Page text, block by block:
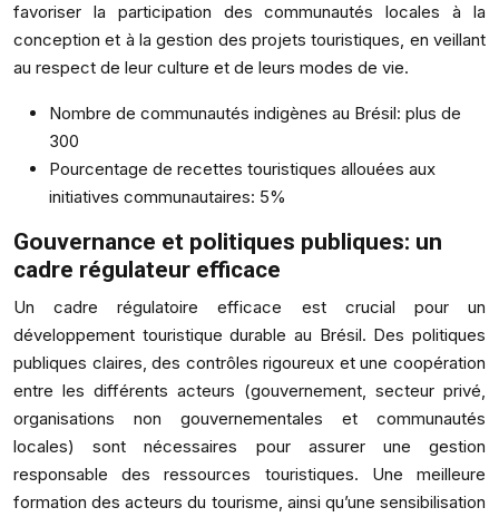
favoriser la participation des communautés locales à la
conception et à la gestion des projets touristiques, en veillant
au respect de leur culture et de leurs modes de vie.
Nombre de communautés indigènes au Brésil: plus de
300
Pourcentage de recettes touristiques allouées aux
initiatives communautaires: 5%
Gouvernance et politiques publiques: un
cadre régulateur efficace
Un cadre régulatoire efficace est crucial pour un
développement touristique durable au Brésil. Des politiques
publiques claires, des contrôles rigoureux et une coopération
entre les différents acteurs (gouvernement, secteur privé,
organisations non gouvernementales et communautés
locales) sont nécessaires pour assurer une gestion
responsable des ressources touristiques. Une meilleure
formation des acteurs du tourisme, ainsi qu’une sensibilisation